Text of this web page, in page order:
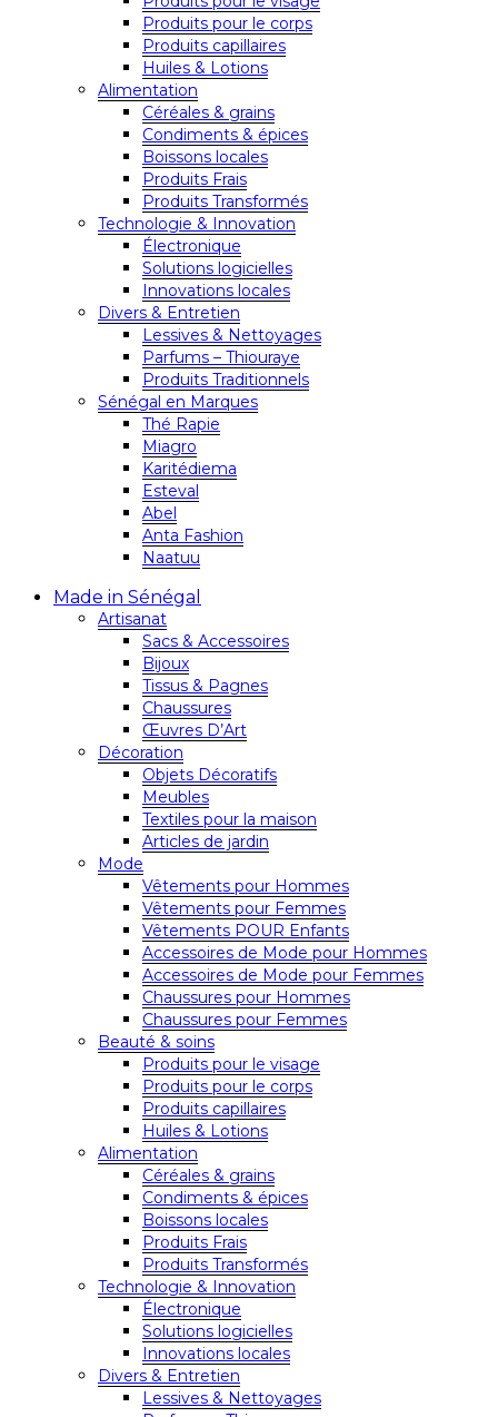
Produits pour le corps
Produits capillaires
Huiles & Lotions
Alimentation
Céréales & grains
Condiments & épices
Boissons locales
Produits Frais
Produits Transformés
Technologie & Innovation
Électronique
Solutions logicielles
Innovations locales
Divers & Entretien
Lessives & Nettoyages
Parfums – Thiouraye
Produits Traditionnels
Sénégal en Marques
Thé Rapie
Miagro
Karitédiema
Esteval
Abel
Anta Fashion
Naatuu
Made in Sénégal
Artisanat
Sacs & Accessoires
Bijoux
Tissus & Pagnes
Chaussures
Œuvres D’Art
Décoration
Objets Décoratifs
Meubles
Textiles pour la maison
Articles de jardin
Mode
Vêtements pour Hommes
Vêtements pour Femmes
Vêtements POUR Enfants
Accessoires de Mode pour Hommes
Accessoires de Mode pour Femmes
Chaussures pour Hommes
Chaussures pour Femmes
Beauté & soins
Produits pour le visage
Produits pour le corps
Produits capillaires
Huiles & Lotions
Alimentation
Céréales & grains
Condiments & épices
Boissons locales
Produits Frais
Produits Transformés
Technologie & Innovation
Électronique
Solutions logicielles
Innovations locales
Divers & Entretien
Lessives & Nettoyages